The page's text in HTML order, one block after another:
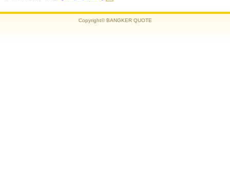
Copyright© BANGKER QUOTE